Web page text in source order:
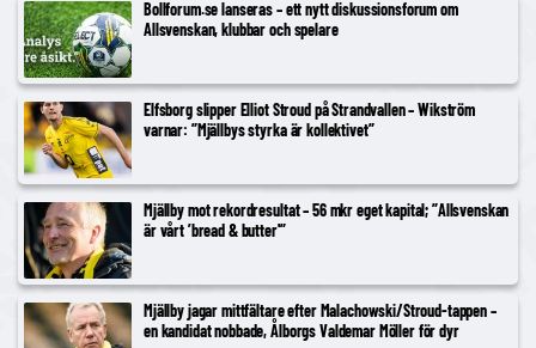
Bollforum.se lanseras – ett nytt diskussionsforum om
Allsvenskan, klubbar och spelare
Elfsborg slipper Elliot Stroud på Strandvallen – Wikström
varnar: ”Mjällbys styrka är kollektivet”
Mjällby mot rekordresultat – 56 mkr eget kapital; ”Allsvenskan
är vårt ’bread & butter'”
Mjällby jagar mittfältare efter Malachowski/Stroud-tappen –
en kandidat nobbade, Ålborgs Valdemar Möller för dyr